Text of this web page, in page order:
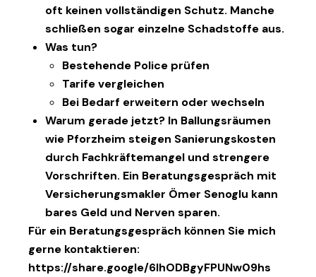
oft keinen vollständigen Schutz. Manche
schließen sogar einzelne Schadstoffe aus.
Was tun?
Bestehende Police prüfen
Tarife vergleichen
Bei Bedarf erweitern oder wechseln
Warum gerade jetzt? In Ballungsräumen
wie Pforzheim steigen Sanierungskosten
durch Fachkräftemangel und strengere
Vorschriften. Ein Beratungsgespräch mit
Versicherungsmakler Ömer Senoglu kann
bares Geld und Nerven sparen.
Für ein Beratungsgespräch können Sie mich
gerne kontaktieren:
https://share.google/6IhODBgyFPUNw09hs